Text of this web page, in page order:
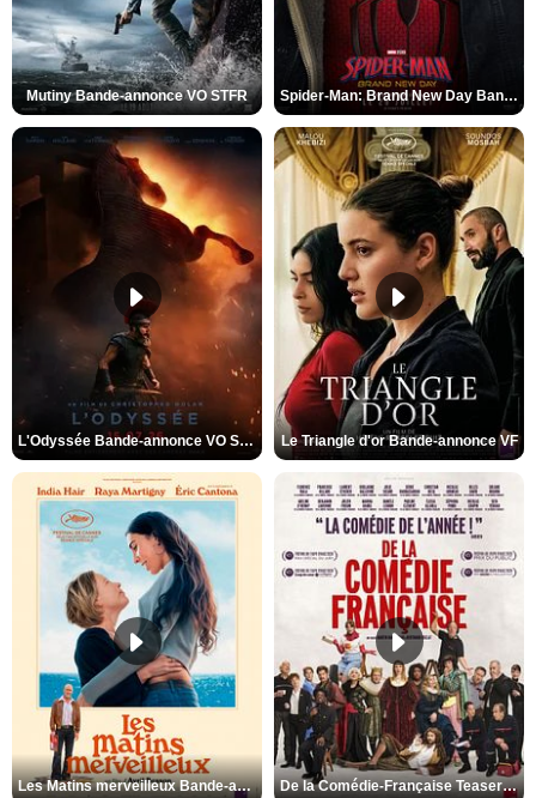
Mutiny Bande-annonce VO STFR Spider-Man: Brand New Day Bande-annonce VO STFR
L'Odyssée Bande-annonce VO STFR Le Triangle d'or Bande-annonce VF
Les Matins merveilleux Bande-annonce VF De la Comédie-Française Teaser VF